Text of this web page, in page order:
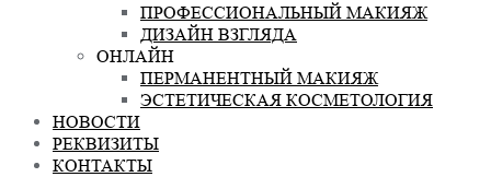
ПРОФЕССИОНАЛЬНЫЙ МАКИЯЖ
ДИЗАЙН ВЗГЛЯДА
ОНЛАЙН
ПЕРМАНЕНТНЫЙ МАКИЯЖ
ЭСТЕТИЧЕСКАЯ КОСМЕТОЛОГИЯ
НОВОСТИ
РЕКВИЗИТЫ
КОНТАКТЫ